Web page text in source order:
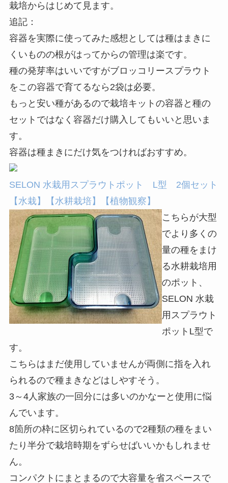
栽培からはじめて見ます。
追記：
容器を実際に使ってみた感想としては種はまきに
くいものの根がはってからの管理は楽です。
種の発芽率はいいですがブロッコリースプラウト
をこの容器で育てるなら2袋は必要。
もっと安い種があるので栽培キットの容器と種の
セットではなく容器だけ購入してもいいと思いま
す。
容器は種まきにだけ気をつければおすすめ。
SELON 水栽用スプラウトポット L型 2個セット
【水栽】【水耕栽培】【植物観察】
こちらが大型
でより多くの
量の種をまけ
る水耕栽培用
のポット、
SELON 水栽
用スプラウト
ポットL型で
す。
こちらはまだ使用していませんが両側に指を入れ
られるので種まきなどはしやすそう。
3～4人家族の一回分には多いのかなーと使用に悩
んでいます。
8箇所の枠に区切られているので2種類の種をまい
たり半分で栽培時期をずらせばいいかもしれませ
ん。
コンパクトにまとまるので大容量を省スペースで